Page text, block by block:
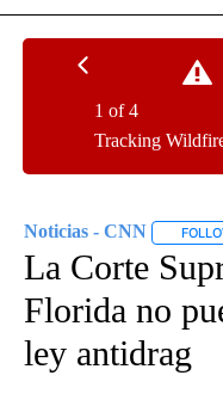
Tracking
1 of 4
Noticias - CNN
La Corte
Florida no
ley antidrag